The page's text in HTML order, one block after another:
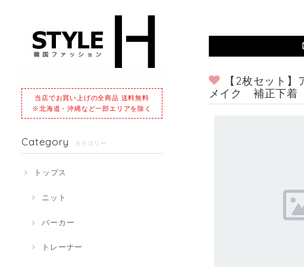
当店でお買い上げの全商品 送料無料
※北海道・沖縄など一部エリアを除く
Category カテゴリー
トップス
ニット
パーカー
トレーナー
【2枚セット
メイク 補正下